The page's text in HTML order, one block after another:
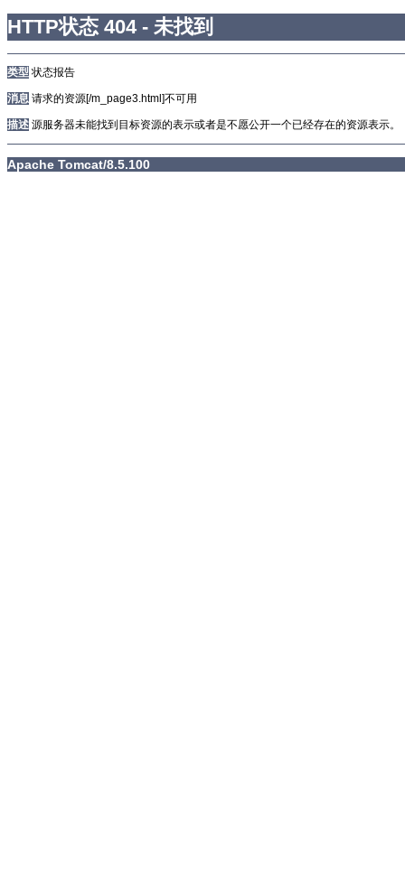
HTTP状态 404 - 未找到
类型 状态报告
消息 请求的资源[/m_page3.html]不可用
描述 源服务器未能找到目标资源的表示或者是不愿公开一个已经存在的资源表示。
Apache Tomcat/8.5.100